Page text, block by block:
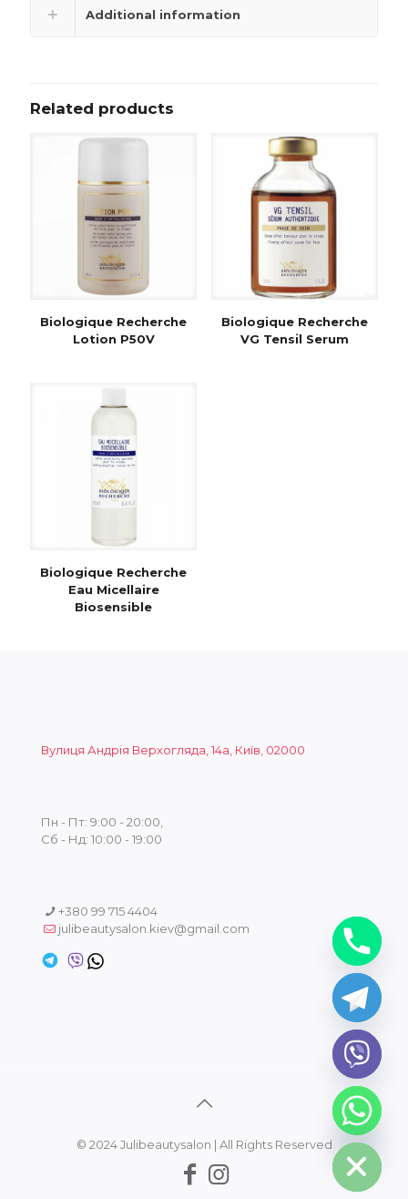
Additional information
Related products
Biologique Recherche
Lotion P50V
Biologique Recherche
VG Tensil Serum
Biologique Recherche
Eau Micellaire
Biosensible
Вулиця Андрія Верхогляда, 14а, Київ, 02000
Пн - Пт: 9:00 - 20:00,
Сб - Нд: 10:00 - 19:00
+380 99 715 4404
julibeautysalon.kiev@gmail.com
© 2024 Julibeautysalon | All Rights Reserved
Hide
chaty